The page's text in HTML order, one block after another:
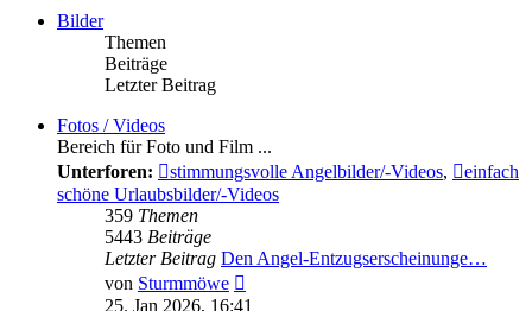
Bilder
Themen
Beiträge
Letzter Beitrag
Fotos / Videos
Bereich für Foto und Film ...
Unterforen:
stimmungsvolle Angelbilder/-Videos,
einfach
schöne Urlaubsbilder/-Videos
359 Themen
5443 Beiträge
Letzter Beitrag Den Angel-Entzugserscheinunge…
von Sturmmöwe
Beitrag
25. Jan 2026, 16:41